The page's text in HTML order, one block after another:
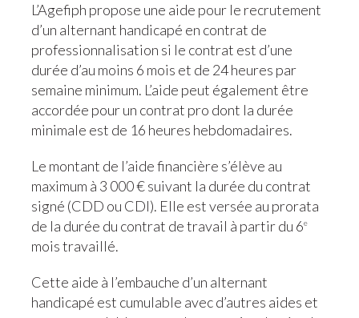
L’Agefiph propose une aide pour le recrutement
d’un alternant handicapé en contrat de
professionnalisation si le contrat est d’une
durée d’au moins 6 mois et de 24 heures par
semaine minimum. L’aide peut également être
accordée pour un contrat pro dont la durée
minimale est de 16 heures hebdomadaires.
Le montant de l’aide financière s’élève au
maximum à 3 000 € suivant la durée du contrat
signé (CDD ou CDI). Elle estversée au prorata
de la durée du contrat de travail à partir du 6e
mois travaillé.
Cette aide à l’embauche d’un alternant
handicapé est cumulable avec d’autres aides et